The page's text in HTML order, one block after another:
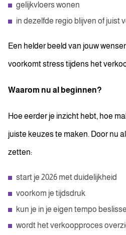
gelijkvloers wonen
in dezelfde regio blijven of juist
Een helder beeld van jouw
voorkomt stress tijdens het
Waarom nu al beginnen?
Hoe eerder je inzicht hebt, hoe
juiste keuzes te maken. Door nu
zetten:
start je 2026 met duidelijkheid
voorkom je tijdsdruk
kun je in je eigen tempo
wordt het verkoopproces